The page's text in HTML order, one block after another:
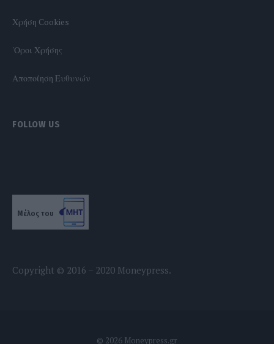
Χρήση Cookies
'Οροι Χρήσης
Αποποίηση Ευθυνών
FOLLOW US
Μέλος του
Copyright © 2016 – 2020 Moneypress.
© 2026 Moneypress.gr